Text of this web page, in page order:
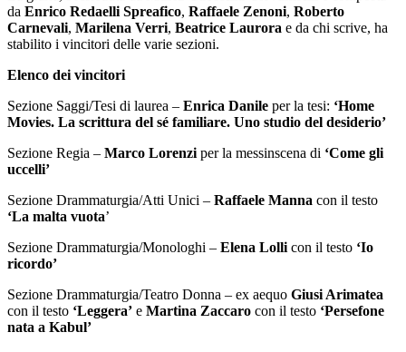
da Enrico Redaelli Spreafico, Raffaele Zenoni, Roberto
Carnevali, Marilena Verri, Beatrice Laurora e da chi scrive, ha
stabilito i vincitori delle varie sezioni.
Elenco dei vincitori
Sezione Saggi/Tesi di laurea – Enrica Danile per la tesi: ‘Home
Movies. La scrittura del sé familiare. Uno studio del desiderio’
Sezione Regia – Marco Lorenzi per la messinscena di ‘Come gli
uccelli’
Sezione Drammaturgia/Atti Unici – Raffaele Manna con il testo
‘La malta vuota’
Sezione Drammaturgia/Monologhi – Elena Lolli con il testo ‘Io
ricordo’
Sezione Drammaturgia/Teatro Donna – ex aequo Giusi Arimatea
con il testo ‘Leggera’ e Martina Zaccaro con il testo ‘Persefone
nata a Kabul’